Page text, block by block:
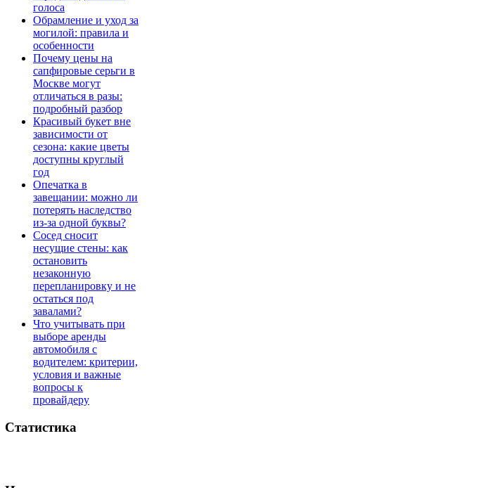
голоса
Обрамление и уход за
могилой: правила и
особенности
Почему цены на
сапфировые серьги в
Москве могут
отличаться в разы:
подробный разбор
Красивый букет вне
зависимости от
сезона: какие цветы
доступны круглый
год
Опечатка в
завещании: можно ли
потерять наследство
из-за одной буквы?
Сосед сносит
несущие стены: как
остановить
незаконную
перепланировку и не
остаться под
завалами?
Что учитывать при
выборе аренды
автомобиля с
водителем: критерии,
условия и важные
вопросы к
провайдеру
Статистика